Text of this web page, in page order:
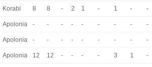
Korabi 8 8 - 2 1 - 1 - -
Apolonia - - - - - - - - -
Apolonia - - - - - - - - -
Apolonia 12 12 - - - - 3 1 -